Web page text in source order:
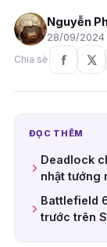
Nguyễn
28/09/2024
Chia sẻ
ĐỌC THÊM
Deadlock
nhật tướng
Battlefield
trước trên